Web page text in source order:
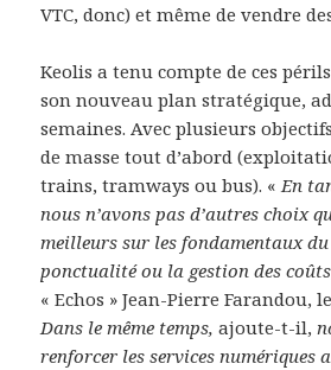
VTC, donc) et même de vendre
Keolis a tenu compte de ces
son nouveau plan stratégique,
semaines. Avec plusieurs
de masse tout d’abord
trains, tramways ou bus). « En
nous n’avons pas d’autres choix
meilleurs sur les fondamentaux du
ponctualité ou la gestion des coûts
« Echos » Jean-Pierre Farandou,
Dans le même temps, ajoute-t-il,
renforcer les services numériques